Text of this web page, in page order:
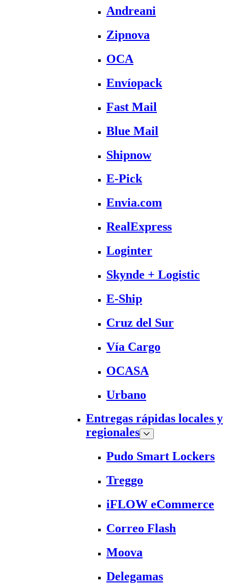
Andreani
Zipnova
OCA
Envíopack
Fast Mail
Blue Mail
Shipnow
E-Pick
Envia.com
RealExpress
Loginter
Skynde + Logistic
E-Ship
Cruz del Sur
Vía Cargo
OCASA
Urbano
Entregas rápidas locales y
regionales
Pudo Smart Lockers
Treggo
iFLOW eCommerce
Correo Flash
Moova
Delegamas